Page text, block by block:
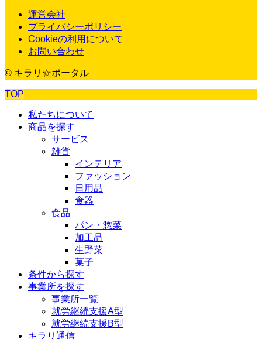
運営会社
プライバシーポリシー
Cookieの利用について
お問い合わせ
© キラリ☆ポータル
TOP
私たちについて
商品を探す
サービス
雑貨
インテリア
ファッション
日用品
食器
食品
パン・惣菜
加工品
生野菜
菓子
条件から探す
事業所を探す
事業所一覧
就労継続支援A型
就労継続支援B型
キラリ通信